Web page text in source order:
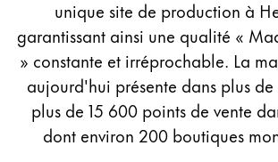
Accessoires et pièces de rechange
Recharges
Encres / effaceurs d'encre
Pièces de rechange
unique site de production à
garantissant ainsi une qualité «
» constante et irréprochable. La
aujourd'hui présente dans plus
plus de 15 600 points de vente
dont environ 200 boutiques